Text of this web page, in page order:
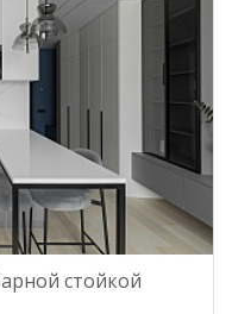
стойкой